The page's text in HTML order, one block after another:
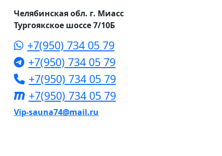
Челябинская обл. г. Миасс
Тургоякское шоссе 7/10Б
+7(950) 734 05 79
+7(950) 734 05 79
+7(950) 734 05 79
+7(950) 734 05 79
Vip-sauna74@mail.ru